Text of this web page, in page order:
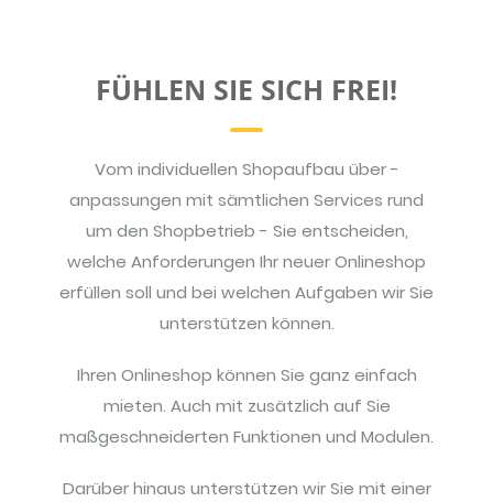
FÜHLEN SIE SICH FREI!
Vom individuellen Shopaufbau über -
anpassungen mit sämtlichen Services rund
um den Shopbetrieb - Sie entscheiden,
welche Anforderungen Ihr neuer Onlineshop
erfüllen soll und bei welchen Aufgaben wir Sie
unterstützen können.
Ihren Onlineshop können Sie ganz einfach
mieten. Auch mit zusätzlich auf Sie
maßgeschneiderten Funktionen und Modulen.
Darüber hinaus unterstützen wir Sie mit einer